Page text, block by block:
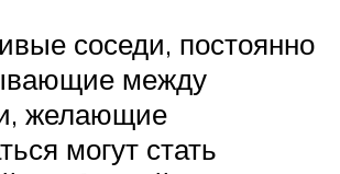
соседи, постоянно
между
желающие
могут стать